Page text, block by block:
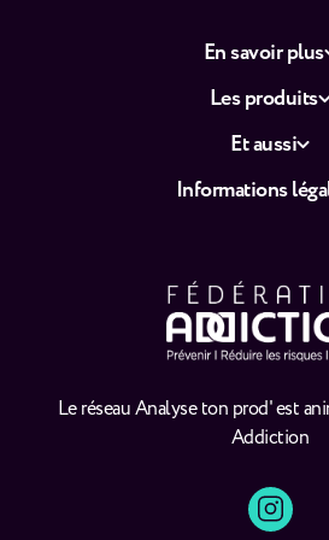
Le réseau Analyse ton prod' est
Addiction
En savoir plus
Les produits
Et aussi
Informations